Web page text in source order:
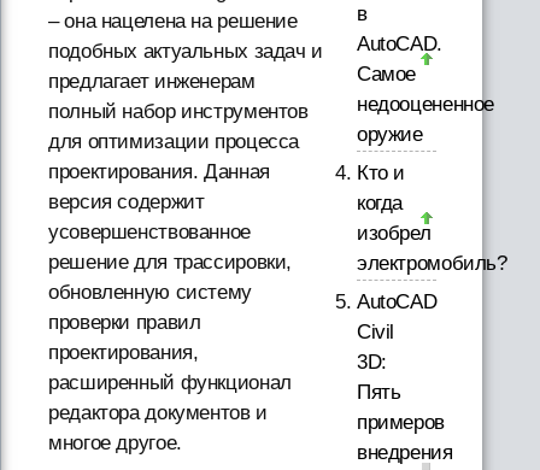
– она нацелена на решение
подобных актуальных задач и
предлагает инженерам
полный набор инструментов
для оптимизации процесса
проектирования. Данная
версия содержит
усовершенствованное
решение для трассировки,
обновленную систему
проверки правил
проектирования,
расширенный функционал
редактора документов и
многое другое.
в
AutoCAD.
Самое
недооцененное
оружие
Кто и
когда
изобрел
электромобиль?
AutoCAD
Civil
3D:
Пять
примеров
внедрения